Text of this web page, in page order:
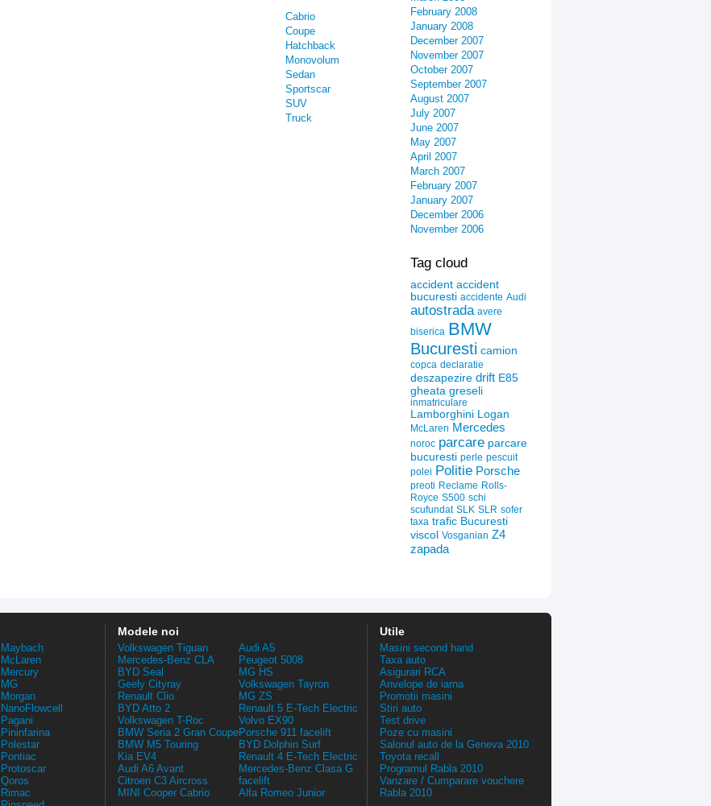
Cabrio
Coupe
Hatchback
Monovolum
Sedan
Sportscar
SUV
Truck
February 2008
January 2008
December 2007
November 2007
October 2007
September 2007
August 2007
July 2007
June 2007
May 2007
April 2007
March 2007
February 2007
January 2007
December 2006
November 2006
Tag cloud
accident accident
bucuresti accidente Audi
autostrada avere
biserica BMW
Bucuresti camion
copca declaratie
deszapezire drift E85
gheata greseli
inmatriculare
Lamborghini Logan
McLaren Mercedes
noroc parcare parcare
bucuresti perle pescuit
polei Politie Porsche
preoti Reclame Rolls-
Royce S500 schi
scufundat SLK SLR sofer
taxa trafic Bucuresti
viscol Vosganian Z4
zapada
Maybach
McLaren
Mercury
MG
Morgan
NanoFlowcell
Pagani
Pininfarina
Polestar
Pontiac
Protoscar
Qoros
Rimac
Modele noi
Volkswagen Tiguan
Mercedes-Benz CLA
BYD Seal
Geely Cityray
Renault Clio
BYD Atto 2
Volkswagen T-Roc
BMW Seria 2 Gran Coupe
BMW M5 Touring
Kia EV4
Audi A6 Avant
Citroen C3 Aircross
MINI Cooper Cabrio
Audi A5
Peugeot 5008
MG HS
Volkswagen Tayron
MG ZS
Renault 5 E-Tech Electric
Volvo EX90
Porsche 911 facelift
BYD Dolphin Surf
Renault 4 E-Tech Electric
Mercedes-Benz Clasa G
facelift
Alfa Romeo Junior
Utile
Masini second hand
Taxa auto
Asigurari RCA
Anvelope de iarna
Promotii masini
Stiri auto
Test drive
Poze cu masini
Salonul auto de la Geneva 2010
Toyota recall
Programul Rabla 2010
Vanzare / Cumparare vouchere
Rabla 2010